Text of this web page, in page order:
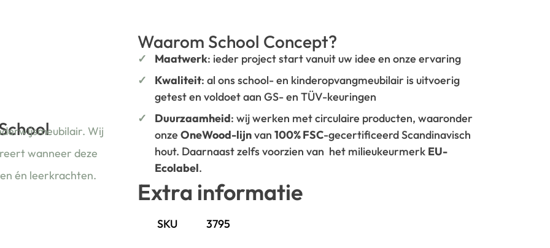
Wij
wanneer deze
én leerkrachten.
Waarom School Concept?
Maatwerk: ieder project start vanuit uw idee en onze ervaring
Kwaliteit: al ons school- en kinderopvangmeubilair is uitvoerig
getest en voldoet aan GS- en TÜV-keuringen
Duurzaamheid: wij werken met circulaire producten, waaronder
onze OneWood-lijnvan 100% FSC-gecertificeerd Scandinavisch
hout. Daarnaast zelfs voorzien van het milieukeurmerk EU-
Ecolabel.
Extra informatie
SKU 3795